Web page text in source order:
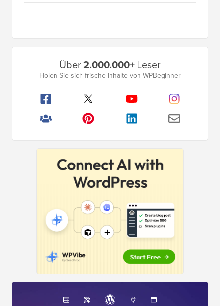
Seitenleistenmenü
Über2.000.000+ Leser
Holen Sie sich frische Inhalte von WPBeginner